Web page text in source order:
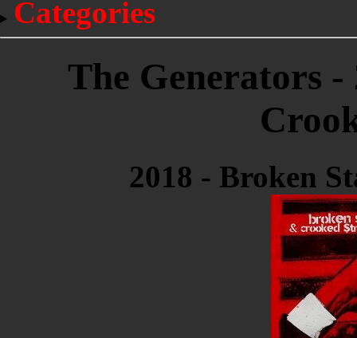
Categories
The Generators
2018 - Broken